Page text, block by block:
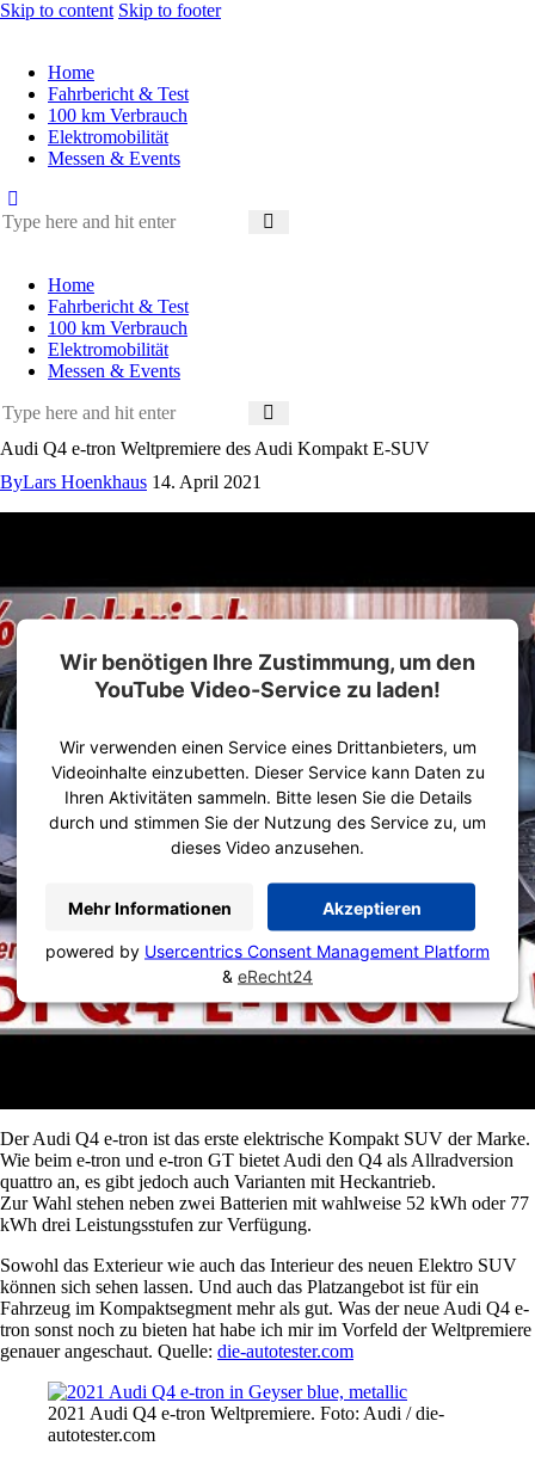
Skip to content Skip to footer
Home
Fahrbericht & Test
100 km Verbrauch
Elektromobilität
Messen & Events
Home
Fahrbericht & Test
100 km Verbrauch
Elektromobilität
Messen & Events
Audi Q4 e-tron Weltpremiere des Audi Kompakt E-SUV
ByLars Hoenkhaus 14. April 2021
Wir benötigen Ihre Zustimmung, um den
YouTube Video-Service zu laden!
Wir verwenden einen Service eines Drittanbieters, um
Videoinhalte einzubetten. Dieser Service kann Daten zu
Ihren Aktivitäten sammeln. Bitte lesen Sie die Details
durch und stimmen Sie der Nutzung des Service zu, um
dieses Video anzusehen.
Mehr Informationen Akzeptieren
powered by Usercentrics Consent Management Platform
& eRecht24
Der Audi Q4 e-tron ist das erste elektrische Kompakt SUV der Marke.
Wie beim e-tron und e-tron GT bietet Audi den Q4 als Allradversion
quattro an, es gibt jedoch auch Varianten mit Heckantrieb.
Zur Wahl stehen neben zwei Batterien mit wahlweise 52 kWh oder 77
kWh drei Leistungsstufen zur Verfügung.
Sowohl das Exterieur wie auch das Interieur des neuen Elektro SUV
können sich sehen lassen. Und auch das Platzangebot ist für ein
Fahrzeug im Kompaktsegment mehr als gut. Was der neue Audi Q4 e-
tron sonst noch zu bieten hat habe ich mir im Vorfeld der Weltpremiere
genauer angeschaut. Quelle: die-autotester.com
2021 Audi Q4 e-tron Weltpremiere. Foto: Audi / die-
autotester.com